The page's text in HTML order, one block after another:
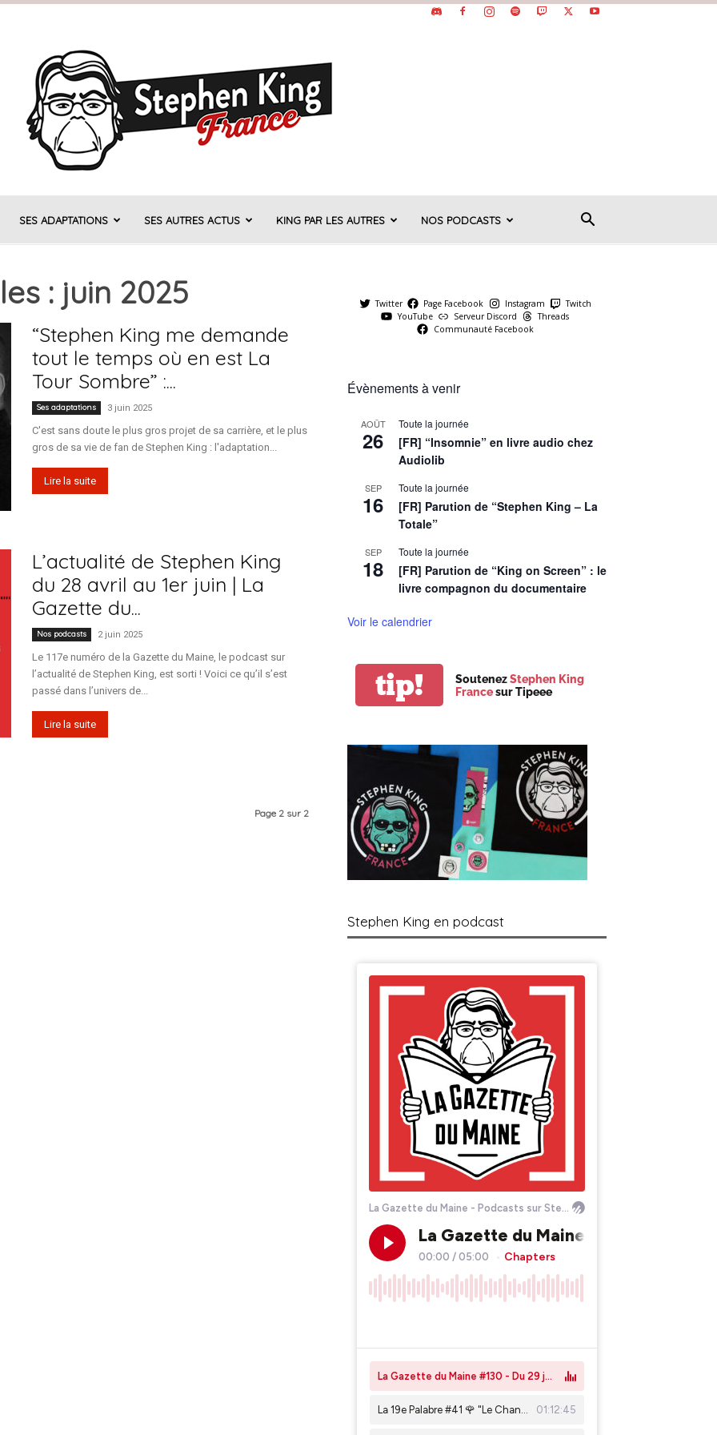
Stephen
King
France
SES ADAPTATIONS SES AUTRES ACTUS KING PAR LES AUTRES NOS PODCASTS
: juin 2025
“Stephen King me demande
tout le temps où en est La
Tour Sombre” :...
Ses adaptations 3 juin 2025
C'est sans doute le plus gros projet de sa carrière, et le plus
gros de sa vie de fan de Stephen King : l'adaptation...
Lire la suite
L’actualité de Stephen King
du 28 avril au 1er juin | La
Gazette du...
Nos podcasts 2 juin 2025
Le 117e numéro de la Gazette du Maine, le podcast sur
l’actualité de Stephen King, est sorti ! Voici ce qu’il s’est
passé dans l’univers de...
Lire la suite
Page 2 sur 2
Twitter Page Facebook Instagram
Twitch
YouTube
Serveur Discord
Threads
Communauté Facebook
Évènements à venir
AOÛT
26
Toute la journée
[FR] “Insomnie” en livre audio chez
Audiolib
SEP
16
Toute la journée
[FR] Parution de “Stephen King – La
Totale”
SEP
18
Toute la journée
[FR] Parution de “King on Screen” : le
livre compagnon du documentaire
Voir le calendrier
tip! SoutenezStephen King
Francesur Tipeee
Stephen King en podcast